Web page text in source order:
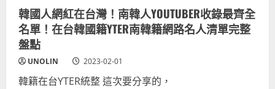
韓國人網紅在台灣！南韓人YOUTUBER收錄最齊全
名單！在台韓國籍YTER南韓籍網路名人清單完整
盤點
UNOLIN 2023-02-01
韓籍在台YTER統整 這次要分享的，